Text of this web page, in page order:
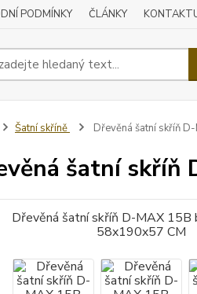
PODMÍNKY ČLÁNKY
Šatní skříně Dřevěná šatní skříň
šatní skříň